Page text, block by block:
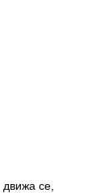
се,